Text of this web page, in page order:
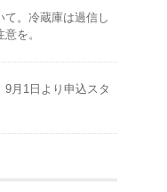
て。冷蔵庫は過信し
を。
月1日より申込スタ